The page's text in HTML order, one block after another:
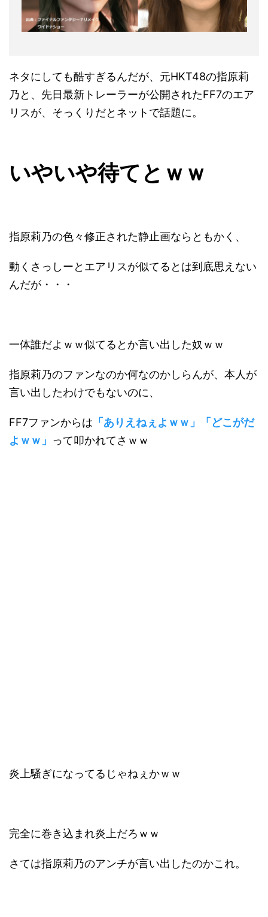
ネタにしても酷すぎるんだが、元HKT48の指原莉
乃と、先日最新トレーラーが公開されたFF7のエア
リスが、そっくりだとネットで話題に。
いやいや待てとｗｗ
指原莉乃の色々修正された静止画ならともかく、
動くさっしーとエアリスが似てるとは到底思えない
んだが・・・
一体誰だよｗｗ似てるとか言い出した奴ｗｗ
指原莉乃のファンなのか何なのかしらんが、本人が
言い出したわけでもないのに、
FF7ファンからは 「ありえねぇよｗｗ」「どこがだ
よｗｗ」 って叩かれてさｗｗ
炎上騒ぎになってるじゃねぇかｗｗ
完全に巻き込まれ炎上だろｗｗ
さては指原莉乃のアンチが言い出したのかこれ。